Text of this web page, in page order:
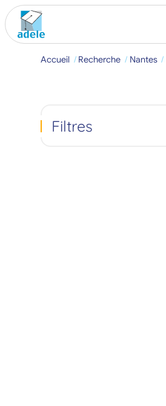
Accueil Recherche Nantes
Filtres